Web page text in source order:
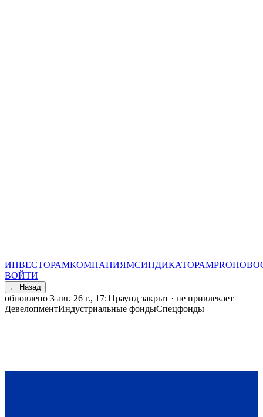
ИНВЕСТОРАМКОМПАНИЯМСИНДИКАТОРАМPRO
ВОЙТИ
← Назад
обновлено 3 авг. 26 г., 17:11раунд закрыт · не привлекает
ДевелопментИндустриальные фондыСпецфонды